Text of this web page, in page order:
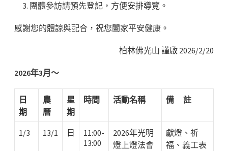
團體參訪請預先登記，方便安排導覽。
感謝您的體諒與配合，祝您闔家平安健康。
柏林佛光山 謹啟 2026/2/20
2026年3月～
日
期
農
曆
星
期
時間 活動名稱 備 註
1/3 13/1 日
11:00-
13:00
2026年光明
燈上燈法會
獻燈、祈
福、義工表